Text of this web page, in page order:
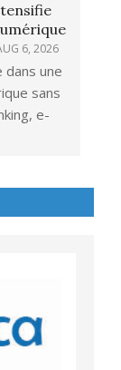
6, 2026
dans une
sans
e-